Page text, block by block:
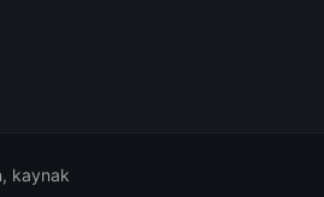
kaynak